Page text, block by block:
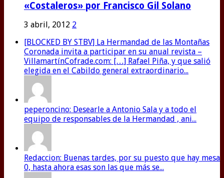
«Costaleros» por Francisco Gil Solano
3 abril, 2012 2
[BLOCKED BY STBV] La Hermandad de las Montañas
Coronada invita a participar en su anual revista –
VillamartínCofrade.com: […] Rafael Piña, y que salió
elegida en el Cabildo general extraordinario...
peperoncino: Desearle a Antonio Sala y a todo el
equipo de responsables de la Hermandad , ani...
Redaccion: Buenas tardes, por su puesto que hay mesa
0, hasta ahora esas son las que más se...